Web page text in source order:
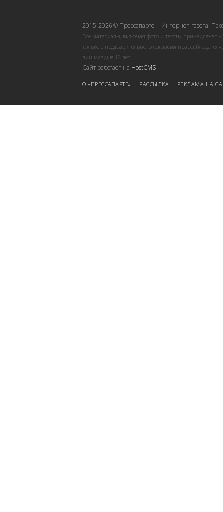
2015-2026 © Прессапарте | Интернет-газета.
Все материалы, включая фото и тексты принадлежат
только с предварительного согласия
лиц младше 16 лет.
Сайт работает на HostCMS
О «ПРЕССАПАРТЕ» РАССЫЛКА РЕКЛАМА НА